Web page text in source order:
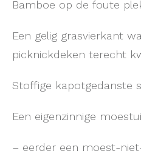
Bamboe op de foute
Een gelig grasvierkant
picknickdeken terecht
Stoffige kapotgedanste
Een eigenzinnige
– eerder een moest-